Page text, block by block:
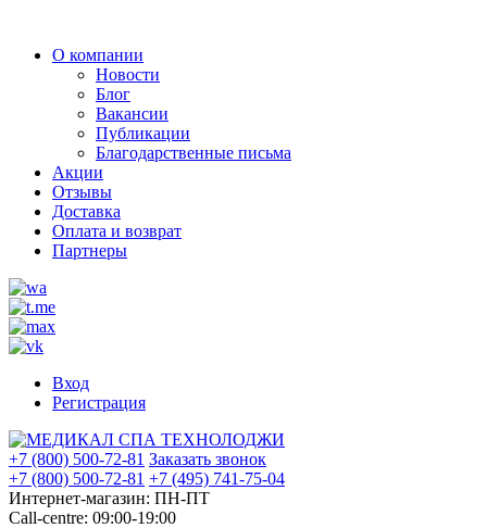
О компании
Новости
Блог
Вакансии
Публикации
Благодарственные письма
Акции
Отзывы
Доставка
Оплата и возврат
Партнеры
Вход
Регистрация
+7 (800) 500-72-81 Заказать звонок
+7 (800) 500-72-81 +7 (495) 741-75-04
Интернет-магазин: ПН-ПТ
Call-centre: 09:00-19:00